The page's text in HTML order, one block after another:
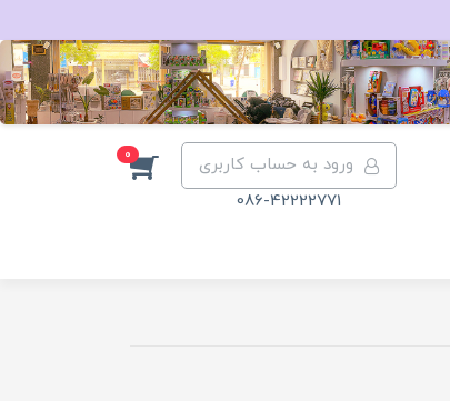
ورود به حساب کاربری
086-42222771
0